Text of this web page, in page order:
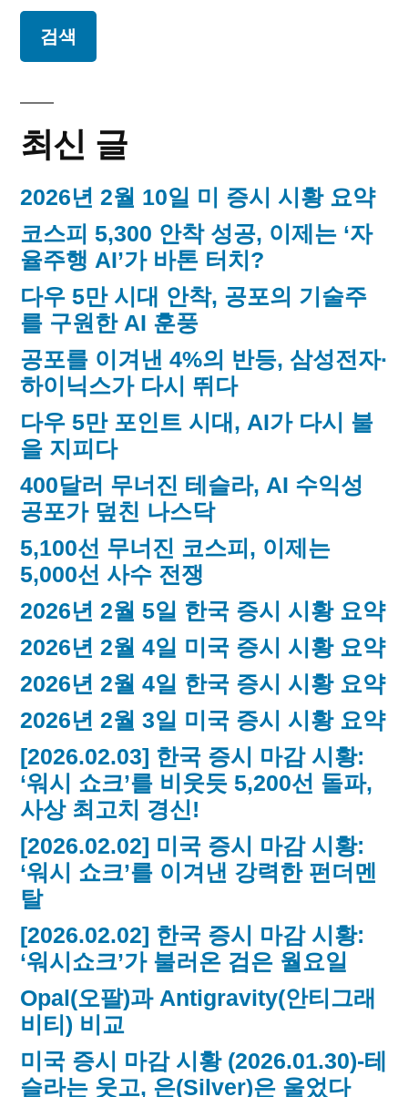
독
운
동
가
김
최신 글
2026년 2월 10일 미 증시 시황 요약
코스피 5,300 안착 성공, 이제는 ‘자
율주행 AI’가 바톤 터치?
다우 5만 시대 안착, 공포의 기술주
를 구원한 AI 훈풍
공포를 이겨낸 4%의 반등, 삼성전자·
하이닉스가 다시 뛰다
다우 5만 포인트 시대, AI가 다시 불
을 지피다
400달러 무너진 테슬라, AI 수익성
공포가 덮친 나스닥
5,100선 무너진 코스피, 이제는
5,000선 사수 전쟁
2026년 2월 5일 한국 증시 시황 요약
2026년 2월 4일 미국 증시 시황 요약
2026년 2월 4일 한국 증시 시황 요약
2026년 2월 3일 미국 증시 시황 요약
[2026.02.03] 한국 증시 마감 시황:
‘워시 쇼크’를 비웃듯 5,200선 돌파,
사상 최고치 경신!
[2026.02.02] 미국 증시 마감 시황:
‘워시 쇼크’를 이겨낸 강력한 펀더멘
탈
[2026.02.02] 한국 증시 마감 시황:
‘워시쇼크’가 불러온 검은 월요일
Opal(오팔)과 Antigravity(안티그래
비티) 비교
미국 증시 마감 시황 (2026.01.30)-테
슬라는 웃고, 은(Silver)은 울었다